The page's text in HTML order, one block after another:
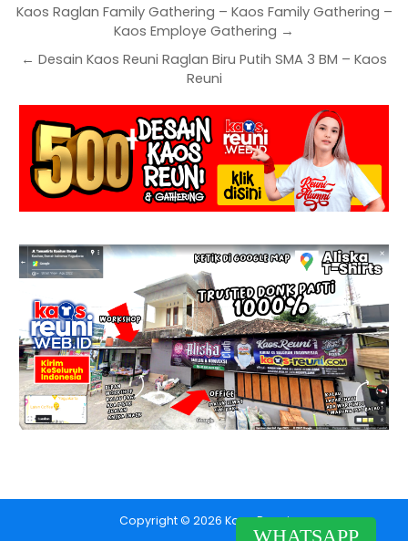
Kaos Raglan Family Gathering – Kaos Family Gathering –
Kaos Employe Gathering →
← Desain Kaos Reuni Raglan Biru Putih SMA 3 BM – Kaos
Reuni
WHATSAPP
Copyright © 2026 Kaos Reuni